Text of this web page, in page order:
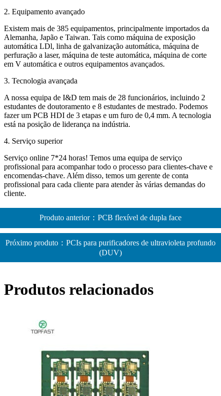
2. Equipamento avançado
Existem mais de 385 equipamentos, principalmente importados da
Alemanha, Japão e Taiwan. Tais como máquina de exposição
automática LDl, linha de galvanização automática, máquina de
perfuração a laser, máquina de teste automática, máquina de corte
em V automática e outros equipamentos avançados.
3. Tecnologia avançada
A nossa equipa de I&D tem mais de 28 funcionários, incluindo 2
estudantes de doutoramento e 8 estudantes de mestrado. Podemos
fazer um PCB HDI de 3 etapas e um furo de 0,4 mm. A tecnologia
está na posição de liderança na indústria.
4. Serviço superior
Serviço online 7*24 horas! Temos uma equipa de serviço
profissional para acompanhar todo o processo para clientes-chave e
encomendas-chave. Além disso, temos um gerente de conta
profissional para cada cliente para atender às várias demandas do
cliente.
Produto anterior：PCB flexível de dupla face
Próximo produto：PCIs para purificadores de ultravioleta profundo
(DUV)
Produtos relacionados